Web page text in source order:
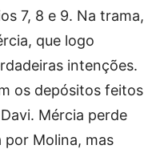
7, 8 e 9. Na trama,
que logo
intenções.
os depósitos feitos
Mércia perde
por Molina, mas